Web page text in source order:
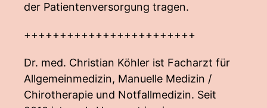
der Patientenversorgung tragen.
++++++++++++++++++++++++
Dr. med. Christian Köhler ist Facharzt für
Allgemeinmedizin, Manuelle Medizin /
Chirotherapie und Notfallmedizin. Seit